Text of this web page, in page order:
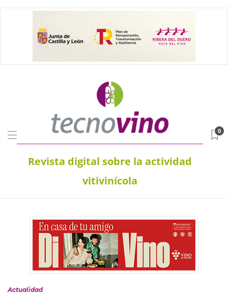
Revista digital sobre la actividad
vitivinícola
0
Actualidad